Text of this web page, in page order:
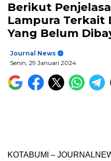
Berikut
Lampura Terkait
Yang Belum
Journal News
Senin, 29 Januari 2024
KOTABUMI –